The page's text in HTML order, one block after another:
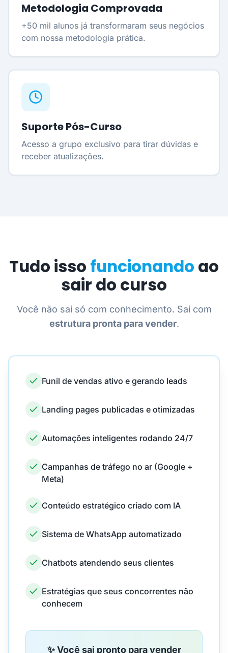
Metodologia Comprovada
+50 mil alunos já transformaram seus negócios
com nossa metodologia prática.
Suporte Pós-Curso
Acesso a grupo exclusivo para tirar dúvidas e
receber atualizações.
Tudo isso funcionando ao
sair do curso
Você não sai só com conhecimento. Sai com
estrutura pronta para vender.
Funil de vendas ativo e gerando leads
Landing pages publicadas e otimizadas
Automações inteligentes rodando 24/7
Campanhas de tráfego no ar (Google +
Meta)
Conteúdo estratégico criado com IA
Sistema de WhatsApp automatizado
Chatbots atendendo seus clientes
Estratégias que seus concorrentes não
conhecem
✨ Você sai pronto para vender